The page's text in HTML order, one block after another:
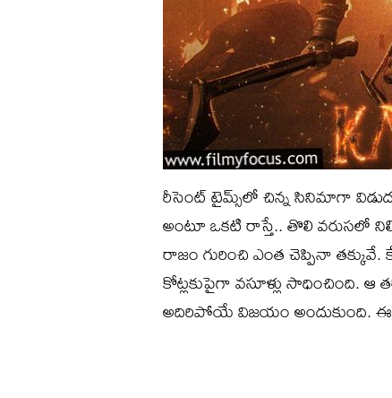
రీసెంట్‌ టైమ్స్‌లో చిన్న సినిమాగా
అంటూ ఒకటి రాస్తే.. తొలి వరుసలో
రాజం గురించి ఎంత చెప్పినా
కోట్లకుపైగా వసూళ్లు సాధించింది.
అదిరిపోయే విజయం అందుకుంది. ఈ